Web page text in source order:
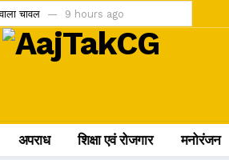
चावल 9 hours ago
खारिज 10 hours ago
10 hours ago
अपराध शिक्षा एवं रोजगार मनोरंजन